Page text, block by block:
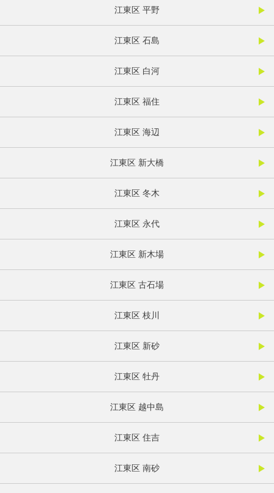
江東区 平野
江東区 石島
江東区 白河
江東区 福住
江東区 海辺
江東区 新大橋
江東区 冬木
江東区 永代
江東区 新木場
江東区 古石場
江東区 枝川
江東区 新砂
江東区 牡丹
江東区 越中島
江東区 住吉
江東区 南砂